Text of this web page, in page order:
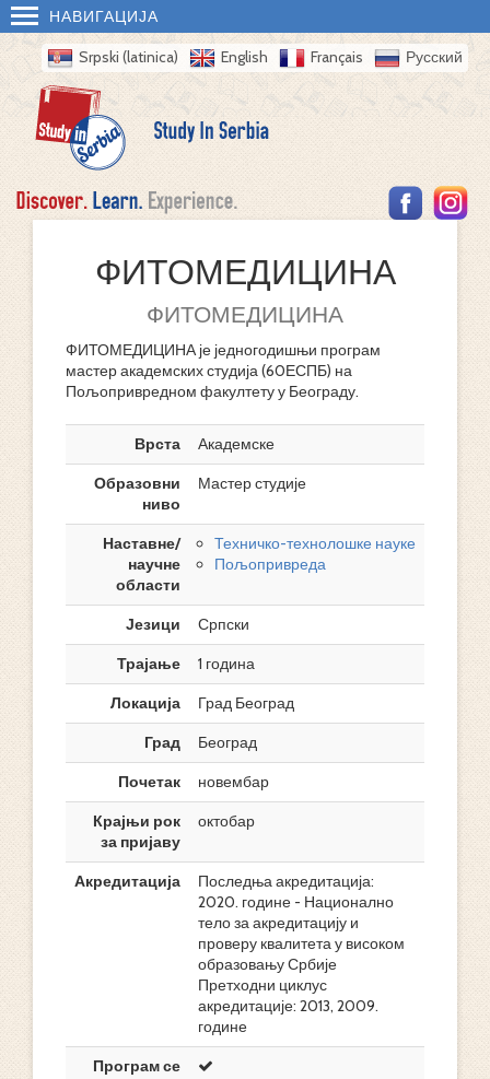
НАВИГАЦИЈА
Srpski (latinica) English Français Русский
ФИТОМЕДИЦИНА
ФИТОМЕДИЦИНА
ФИТОМЕДИЦИНА је једногодишњи програм
мастер академских студија (60ЕСПБ) на
Пољопривредном факултету у Београду.
Врста
Академске
Образовни
ниво
Мастер студије
Наставне/
научне
области
Техничко-технолошке науке
Пољопривреда
Језици
Српски
Трајање
1 година
Локација
Град Београд
Град
Београд
Почетак
новембар
Крајњи рок
за пријаву
октобар
Акредитација
Последња акредитација:
2020. године - Национално
тело за акредитацију и
проверу квалитета у високом
образовању Србије
Претходни циклус
акредитације: 2013, 2009.
године
Програм се